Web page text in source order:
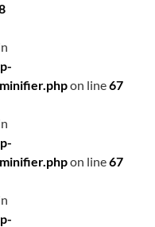
on line67
on line67